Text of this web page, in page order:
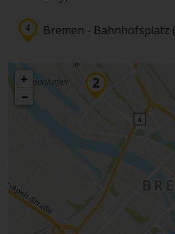
Bremen - Bahnhofsplatz
+
−